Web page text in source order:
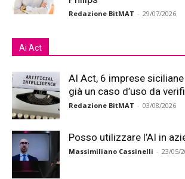
Redazione BitMAT - 29/07/2026
Ai Act
AI Act, 6 imprese
già un caso d’uso da
Redazione BitMAT - 03/08/2026
Posso utilizzare l’AI in
Massimiliano Cassinelli - 23/05/